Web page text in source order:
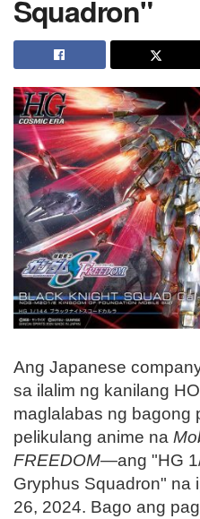
Squadron"
Ang Japanese
sa ilalim ng kanilang
maglalabas ng bagong
pelikulang anime na
FREEDOM—ang "HG
Gryphus Squadron" na
26, 2024. Bago ang